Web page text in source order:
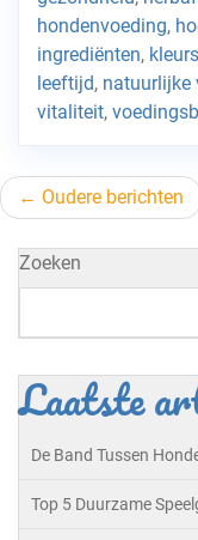
hondenvoeding,
ingrediënten,
leeftijd, natuurlijke
vitaliteit,
Oudere berichten
Zoeken
Laatste
De Band Tussen
Top 5 Duurzame